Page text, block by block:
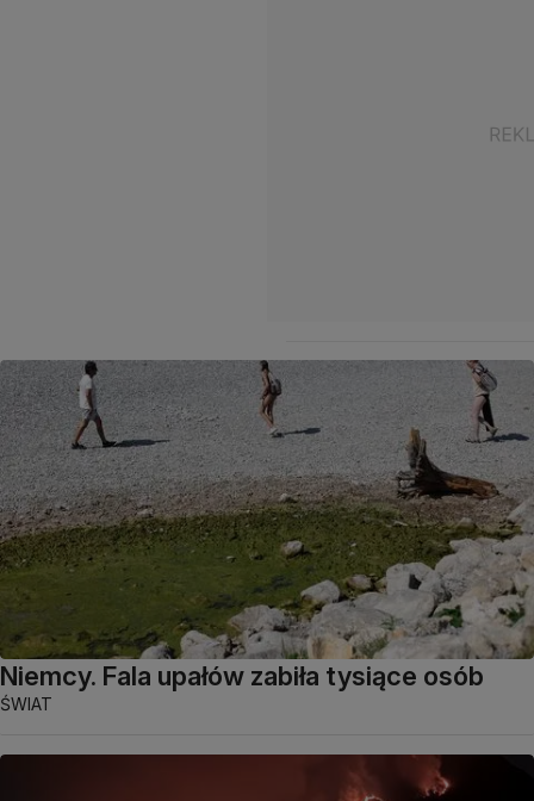
Niemcy. Fala upałów zabiła tysiące osób
ŚWIAT